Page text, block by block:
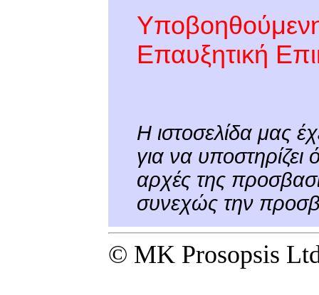
Επαυξητική
Η ιστοσελίδα μας
για να υποστηρίζει
αρχές της
συνεχώς την
© MK Prosopsis